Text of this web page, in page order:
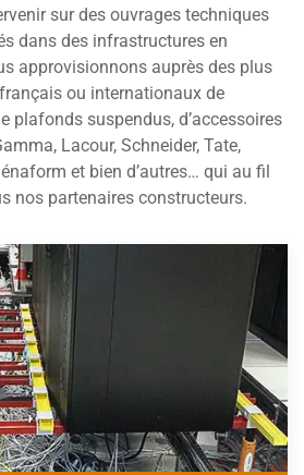
sur des ouvrages techniques
dans des infrastructures en
approvisionnons auprès des plus
ou internationaux de
plafonds suspendus, d’accessoires
Lacour, Schneider, Tate,
et bien d’autres… qui au fil
nos partenaires constructeurs.